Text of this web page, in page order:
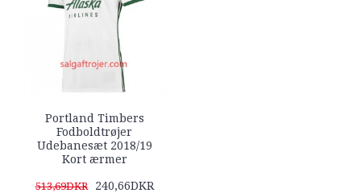
Portland Timbers
Fodboldtrøjer
Udebanesæt 2018/19
Kort ærmer
513,69DKR 240,66DKR